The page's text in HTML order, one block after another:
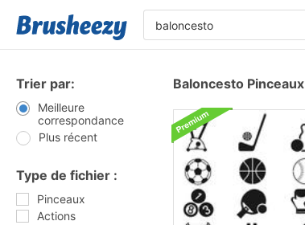
Trier par:
Meilleure
correspondance
Plus récent
Type de fichier :
Pinceaux
Actions
Baloncesto Pinceaux